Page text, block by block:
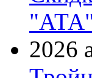
2026